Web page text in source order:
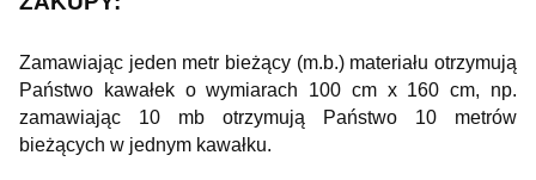
Zamawiając jeden metr bieżący (m.b.) materiału otrzymują
Państwo kawałek o wymiarach 100 cm x 160 cm, np.
zamawiając 10 mb otrzymują Państwo 10 metrów
bieżących w jednym kawałku.